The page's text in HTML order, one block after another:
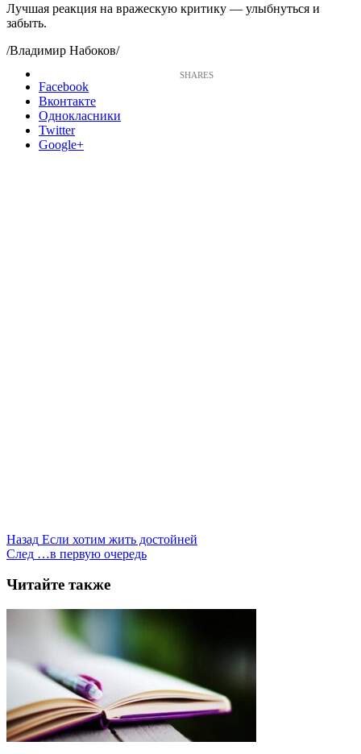
Лучшая реакция на вражескую критику — улыбнуться и
забыть.
/Владимир Набоков/
Facebook
Вконтакте
Однокласники
Twitter
Google+
Назад Если хотим жить достойней
След …в первую очередь
Читайте также